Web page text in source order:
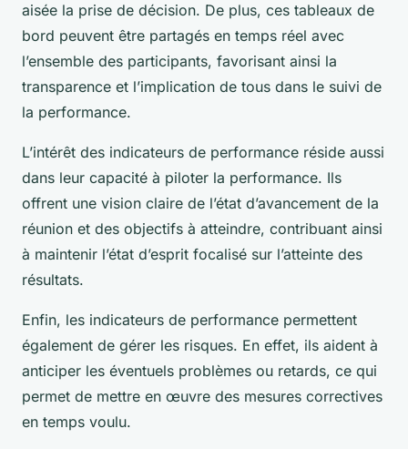
aisée la prise de décision. De plus, ces tableaux de
bord peuvent être partagés en temps réel avec
l’ensemble des participants, favorisant ainsi la
transparence et l’implication de tous dans le suivi de
la performance.
L’intérêt des indicateurs de performance réside aussi
dans leur capacité à piloter la performance. Ils
offrent une vision claire de l’état d’avancement de la
réunion et des objectifs à atteindre, contribuant ainsi
à maintenir l’état d’esprit focalisé sur l’atteinte des
résultats.
Enfin, les indicateurs de performance permettent
également de gérer les risques. En effet, ils aident à
anticiper les éventuels problèmes ou retards, ce qui
permet de mettre en œuvre des mesures correctives
en temps voulu.